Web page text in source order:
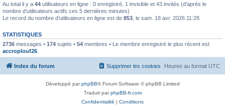
Au total il y a 44 utilisateurs en ligne : 0 enregistré, 1 invisible et 43 invités (d’après le
nombre d’utilisateurs actifs ces 5 dernières minutes)
Le record du nombre d’utilisateurs en ligne est de 853 , le sam. 18 avr. 2026 11:28
STATISTIQUES
2736 messages • 174 sujets • 54 membres • Le membre enregistré le plus récent est
accroplouf26
Index du forum Heures au format UTC
Supprimer les cookies
Développé parphpBB® Forum Software © phpBB Limited
Traduit parphpBB-fr.com
Confidentialité | Conditions